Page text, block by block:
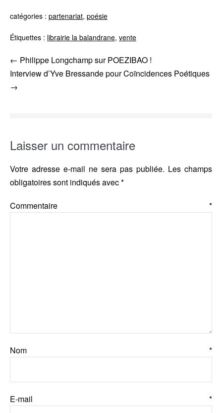
catégories : partenariat, poésie
Étiquettes : librairie la balandrane, vente
Navigation
d’article
← Philippe Longchamp sur POEZIBAO !
Interview d’Yve Bressande pour Coïncidences Poétiques
→
Laisser un commentaire
Votre adresse e-mail ne sera pas publiée. Les champs
obligatoires sont indiqués avec*
Commentaire *
Nom *
E-mail *